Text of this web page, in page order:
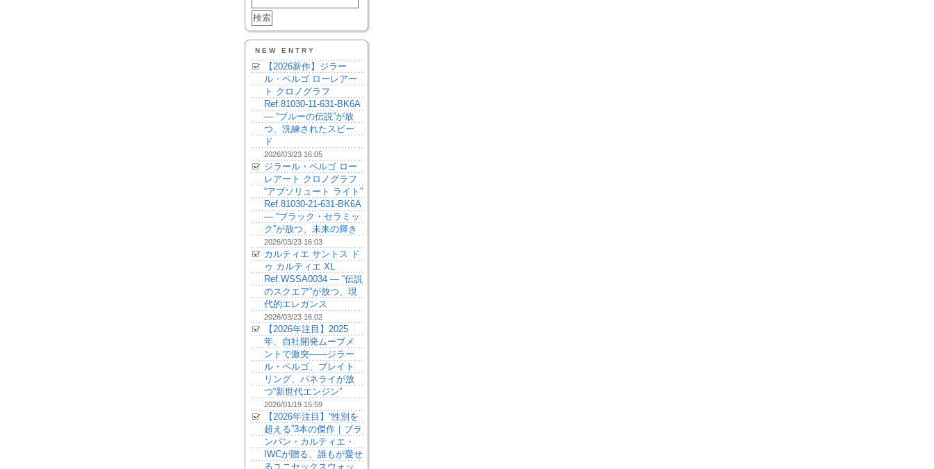
NEW ENTRY
【2026新作】ジラー
ル・ペルゴ ローレアー
ト クロノグラフ
Ref.81030-11-631-BK6A
— “ブルーの伝説”が放
つ、洗練されたスピー
ド
2026/03/23 16:05
ジラール・ペルゴ ロー
レアート クロノグラフ
“アブソリュート ライト”
Ref.81030-21-631-BK6A
— “ブラック・セラミッ
ク”が放つ、未来の輝き
2026/03/23 16:03
カルティエ サントス ド
ゥ カルティエ XL
Ref.WSSA0034 — “伝説
のスクエア”が放つ、現
代的エレガンス
2026/03/23 16:02
【2026年注目】2025
年、自社開発ムーブメ
ントで激突——ジラー
ル・ペルゴ、ブレイト
リング、パネライが放
つ“新世代エンジン”
2026/01/19 15:59
【2026年注目】“性別を
超える”3本の傑作｜ブラ
ンパン・カルティエ・
IWCが贈る、誰もが愛せ
るユニセックスウォッ